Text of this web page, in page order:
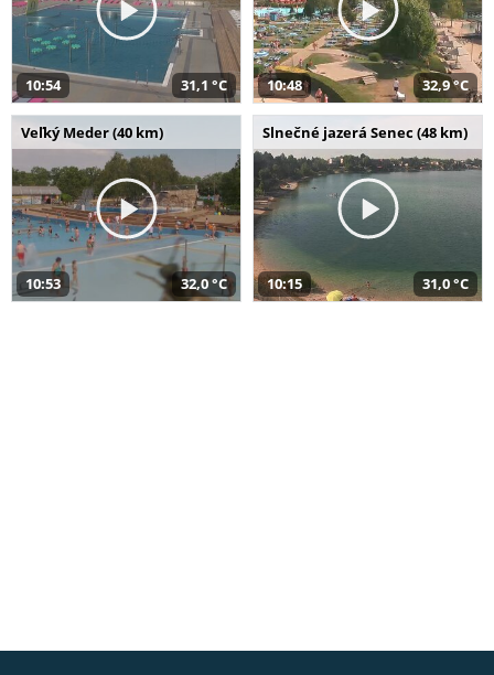
10:54 31,1 °C 10:48 32,9 °C
Veľký Meder (40 km)
10:53 32,0 °C
Slnečné jazerá Senec (48 km)
10:15 31,0 °C